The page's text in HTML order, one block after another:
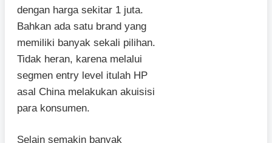
dengan harga sekitar 1 juta.
Bahkan ada satu brand yang
memiliki banyak sekali pilihan.
Tidak heran, karena melalui
segmen entry level itulah HP
asal China melakukan akuisisi
para konsumen.
Selain semakin banyak